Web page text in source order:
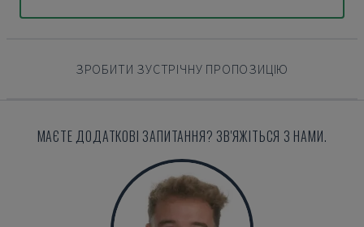
ЗРОБИТИ ЗУСТРІЧНУ ПРОПОЗИЦІЮ
МАЄТЕ ДОДАТКОВІ ЗАПИТАННЯ? ЗВ'ЯЖІТЬСЯ З НАМИ.